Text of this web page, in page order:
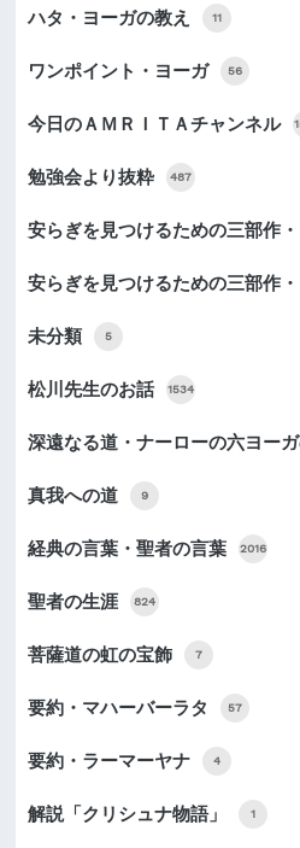
ハタ・ヨーガの教え 11
ワンポイント・ヨーガ 56
今日のＡＭＲＩＴＡチャンネル
勉強会より抜粋 487
安らぎを見つけるための三部作・
安らぎを見つけるための三部作・
未分類 5
松川先生のお話 1534
深遠なる道・ナーローの六ヨー
真我への道 9
経典の言葉・聖者の言葉 2016
聖者の生涯 824
菩薩道の虹の宝飾 7
要約・マハーバーラタ 57
要約・ラーマーヤナ 4
解説「クリシュナ物語」 1